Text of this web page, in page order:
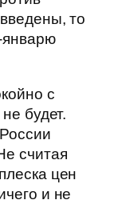
то
январю
с
будет.
считая
цен
и не